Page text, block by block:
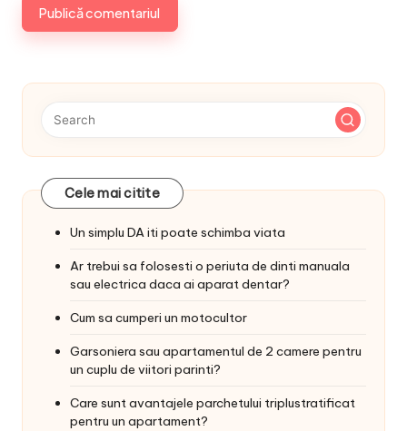
Cele mai citite
Un simplu DA iti poate schimba viata
Ar trebui sa folosesti o periuta de dinti manuala
sau electrica daca ai aparat dentar?
Cum sa cumperi un motocultor
Garsoniera sau apartamentul de 2 camere pentru
un cuplu de viitori parinti?
Care sunt avantajele parchetului triplustratificat
pentru un apartament?